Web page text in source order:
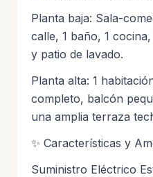
Planta baja: Sala-
calle, 1 baño, 1
y patio de lavado.
Planta alta: 1
completo, balcón
una amplia terraza
✨ Características y
Suministro Eléctrico